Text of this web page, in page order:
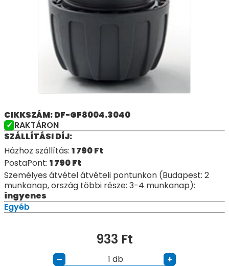
CIKKSZÁM: DF-GF8004.3040
RAKTÁRON
SZÁLLÍTÁSI DÍJ:
Házhoz szállítás: 1 790Ft
PostaPont: 1 790Ft
Személyes átvétel átvételi pontunkon (Budapest: 2
munkanap, ország többi része: 3-4 munkanap):
ingyenes
Egyéb
933 Ft
– db
+